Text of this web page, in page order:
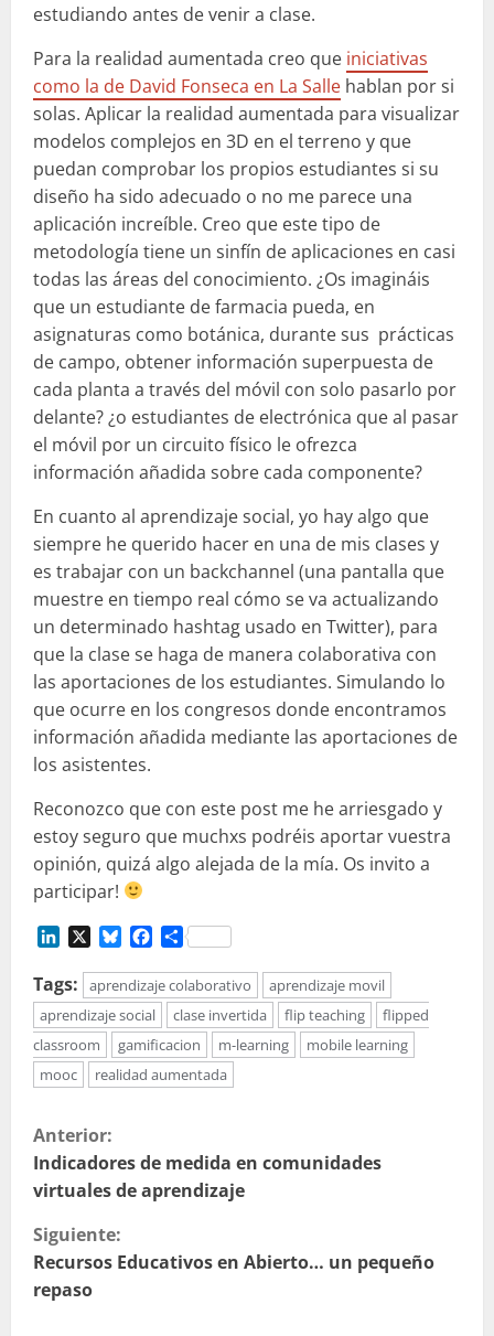
estudiando antes de venir a clase.
Para la realidad aumentada creo que iniciativas
como la de David Fonseca en La Salle hablan por si
solas. Aplicar la realidad aumentada para visualizar
modelos complejos en 3D en el terreno y que
puedan comprobar los propios estudiantes si su
diseño ha sido adecuado o no me parece una
aplicación increíble. Creo que este tipo de
metodología tiene un sinfín de aplicaciones en casi
todas las áreas del conocimiento. ¿Os imagináis
que un estudiante de farmacia pueda, en
asignaturas como botánica, durante sus prácticas
de campo, obtener información superpuesta de
cada planta a través del móvil con solo pasarlo por
delante? ¿o estudiantes de electrónica que al pasar
el móvil por un circuito físico le ofrezca
información añadida sobre cada componente?
En cuanto al aprendizaje social, yo hay algo que
siempre he querido hacer en una de mis clases y
es trabajar con un backchannel (una pantalla que
muestre en tiempo real cómo se va actualizando
un determinado hashtag usado en Twitter), para
que la clase se haga de manera colaborativa con
las aportaciones de los estudiantes. Simulando lo
que ocurre en los congresos donde encontramos
información añadida mediante las aportaciones de
los asistentes.
Reconozco que con este post me he arriesgado y
estoy seguro que muchxs podréis aportar vuestra
opinión, quizá algo alejada de la mía. Os invito a
participar!
LinkedIn
X BlueskyFacebook
Compartir
Tags:
aprendizaje colaborativo
aprendizaje movil
aprendizaje social
clase invertida flip teaching
flipped
classroom
gamificacion m-learning
mobile learning
mooc
realidad aumentada
S
i
g
u
e
Anterior:
Indicadores de medida en comunidades
virtuales de aprendizaje
Siguiente:
Recursos Educativos en Abierto… un pequeño
repaso